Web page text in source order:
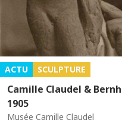
ACTU SCULPTURE
Camille Claudel &
1905
Musée Camille Claudel